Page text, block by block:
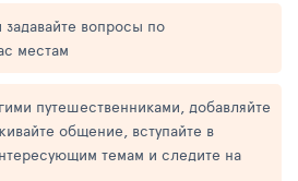
вопросы по
местам
путешественниками, добавляйте
общение, вступайте в
темам и следите на